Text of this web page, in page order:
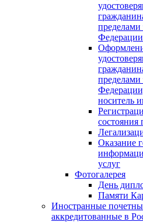
пределами
Федерации
пределами
носитель
Оказание
услуг
Фотогалерея
День
Памяти
Иностранные
аккредитованные в